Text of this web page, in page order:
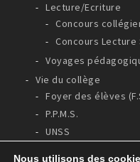
Lecture/Ecriture
Concours
Concours Lecture
Voyages
Vie du collège
Foyer des élèves
P.P.M.S.
UNSS
Nous utilisons des